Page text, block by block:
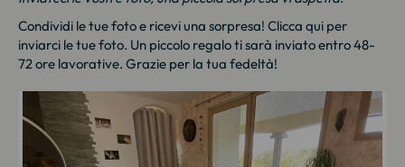
Condividi le tue foto e ricevi una sorpresa! Clicca qui per
inviarci le tue foto. Un piccolo regalo ti sarà inviato entro 48-
72 ore lavorative. Grazie per la tua fedeltà!